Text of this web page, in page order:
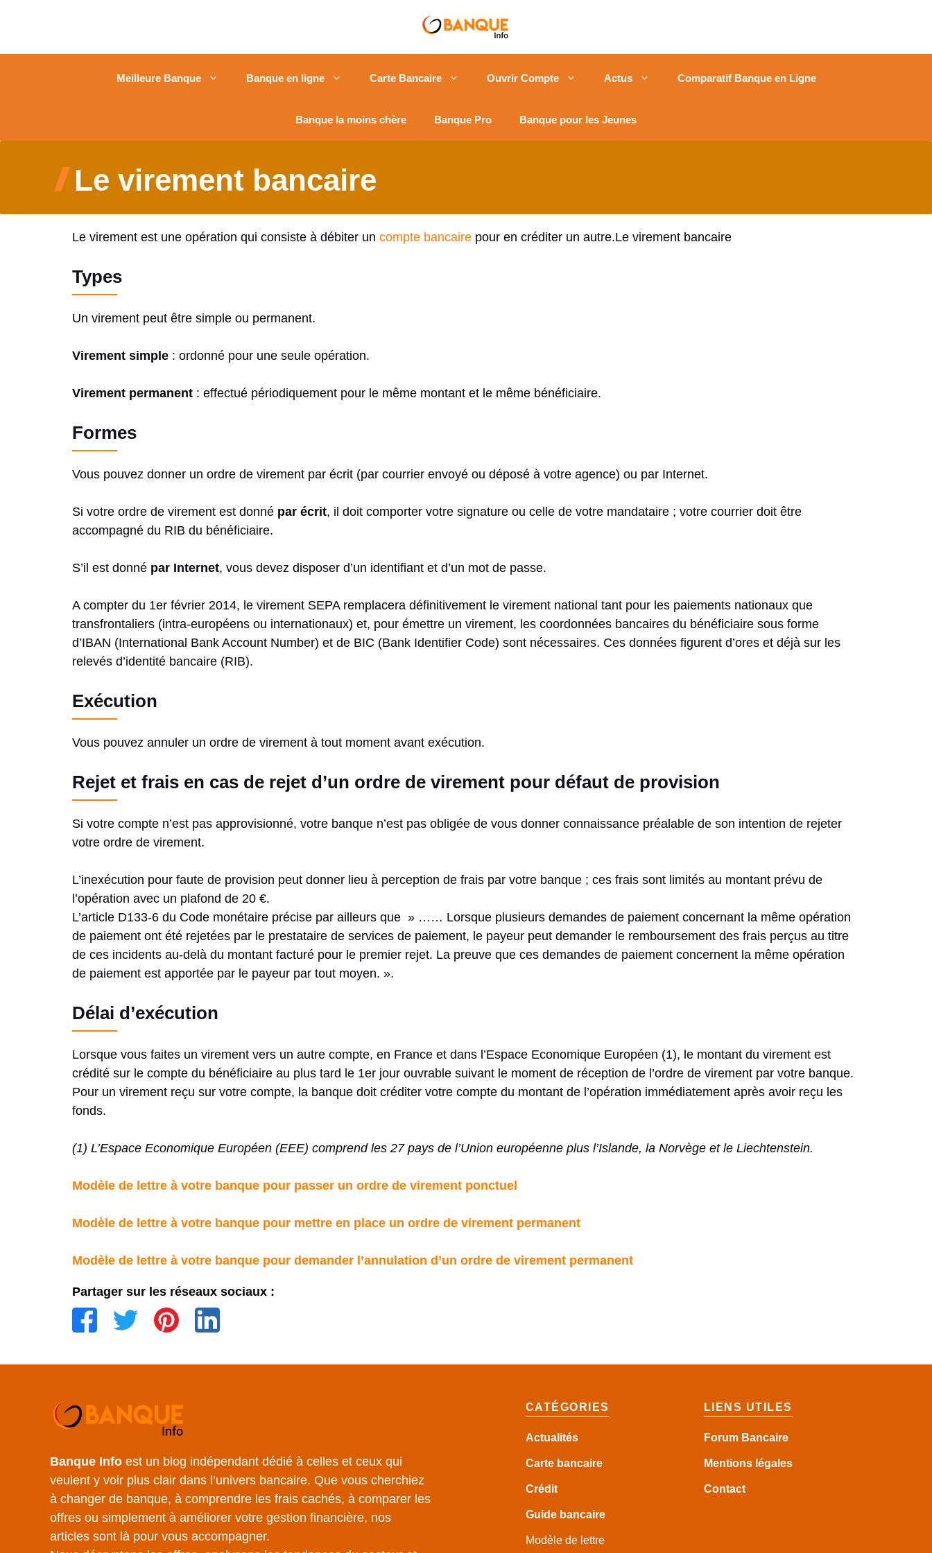
Meilleure Banque Banque en ligne Carte Bancaire Ouvrir Compte Actus Comparatif Banque en Ligne
Banque la moins chère Banque Pro Banque pour les Jeunes
Le virement bancaire
Le virement est une opération qui consiste à débiter un compte bancaire pour en créditer un autre.Le virement bancaire
Types
Un virement peut être simple ou permanent.
Virement simple : ordonné pour une seule opération.
Virement permanent : effectué périodiquement pour le même montant et le même bénéficiaire.
Formes
Vous pouvez donner un ordre de virement par écrit (par courrier envoyé ou déposé à votre agence) ou par Internet.
Si votre ordre de virement est donné par écrit, il doit comporter votre signature ou celle de votre mandataire ; votre courrier doit être
accompagné du RIB du bénéficiaire.
S’il est donné par Internet, vous devez disposer d’un identifiant et d’un mot de passe.
A compter du 1er février 2014, le virement SEPA remplacera définitivement le virement national tant pour les paiements nationaux que
transfrontaliers (intra-européens ou internationaux) et, pour émettre un virement, les coordonnées bancaires du bénéficiaire sous forme
d’IBAN (International Bank Account Number) et de BIC (Bank Identifier Code) sont nécessaires. Ces données figurent d’ores et déjà sur les
relevés d’identité bancaire (RIB).
Exécution
Vous pouvez annuler un ordre de virement à tout moment avant exécution.
Rejet et frais en cas de rejet d’un ordre de virement pour défaut de provision
Si votre compte n’est pas approvisionné, votre banque n’est pas obligée de vous donner connaissance préalable de son intention de rejeter
votre ordre de virement.
L’inexécution pour faute de provision peut donner lieu à perception de frais par votre banque ; ces frais sont limités au montant prévu de
l’opération avec un plafond de 20 €.
L’article D133-6 du Code monétaire précise par ailleurs que » …… Lorsque plusieurs demandes de paiement concernant la même opération
de paiement ont été rejetées par le prestataire de services de paiement, le payeur peut demander le remboursement des frais perçus au titre
de ces incidents au-delà du montant facturé pour le premier rejet. La preuve que ces demandes de paiement concernent la même opération
de paiement est apportée par le payeur par tout moyen. ».
Délai d’exécution
Lorsque vous faites un virement vers un autre compte, en France et dans l’Espace Economique Européen (1), le montant du virement est
crédité sur le compte du bénéficiaire au plus tard le 1er jour ouvrable suivant le moment de réception de l’ordre de virement par votre banque.
Pour un virement reçu sur votre compte, la banque doit créditer votre compte du montant de l’opération immédiatement après avoir reçu les
fonds.
(1) L’Espace Economique Européen (EEE) comprend les 27 pays de l’Union européenne plus l’Islande, la Norvège et le Liechtenstein.
Modèle de lettre à votre banque pour passer un ordre de virement ponctuel
Modèle de lettre à votre banque pour mettre en place un ordre de virement permanent
Modèle de lettre à votre banque pour demander l’annulation d’un ordre de virement permanent
Partager sur les réseaux sociaux :
Banque Info est un blog indépendant dédié à celles et ceux qui
veulent y voir plus clair dans l’univers bancaire. Que vous cherchiez
à changer de banque, à comprendre les frais cachés, à comparer les
offres ou simplement à améliorer votre gestion financière, nos
articles sont là pour vous accompagner.
CATÉGORIES
Actualités
Carte bancaire
Crédit
Guide bancaire
Modèle de lettre
LIENS UTILES
Forum Bancaire
Mentions légales
Contact